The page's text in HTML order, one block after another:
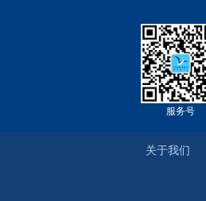
服务号
关于我们